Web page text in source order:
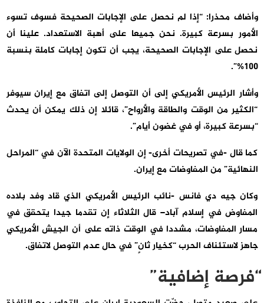
وأضاف محذرا: “إذا لم نحصل على الإجابات الصحيحة فسوف تسوء
الأمور بسرعة كبيرة. نحن جميعا على أهبة الاستعداد. علينا أن
نحصل على الإجابات الصحيحة، يجب أن تكون إجابات كاملة بنسبة
100%”.
وأشار الرئيس الأمريكي إلى أن التوصل إلى اتفاق مع إيران سيوفر
“الكثير من الوقت والطاقة والأرواح”، قائلا إن ذلك يمكن أن يحدث
“بسرعة كبيرة، أو في غضون أيام”.
كما قال -في تصريحات أخرى- إن الولايات المتحدة الآن في “المراحل
النهائية” من المفاوضات مع إيران.
وكان جيه دي فانس -نائب الرئيس الأمريكي الذي قاد وفد بلاده
المفاوض في إسلام آباد– قال الثلاثاء إن تقدما جيدا يتحقق في
مسار المفاوضات، مشددا في الوقت ذاته على أن الجيش الأمريكي
جاهز لاستئناف الحرب “كخيار ثانٍ” في حال عدم التوصل لاتفاق.
“فرصة إضافية”